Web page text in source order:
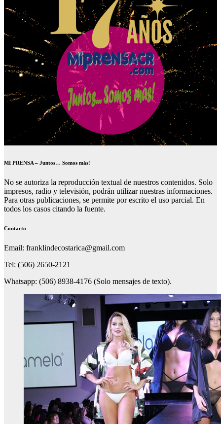
MI PRENSA – Juntos… Somos más!
No se autoriza la reproducción textual de nuestros contenidos. Solo
impresos, radio y televisión, podrán utilizar nuestras informaciones.
Para otras publicaciones, se permite por escrito el uso parcial. En
todos los casos citando la fuente.
Contacto
Email: franklindecostarica@gmail.com
Tel: (506) 2650-2121
Whatsapp: (506) 8938-4176 (Solo mensajes de texto).